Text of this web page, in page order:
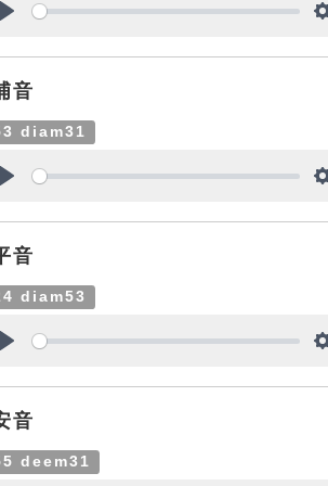
音
diam31
音
diam53
音
deem31